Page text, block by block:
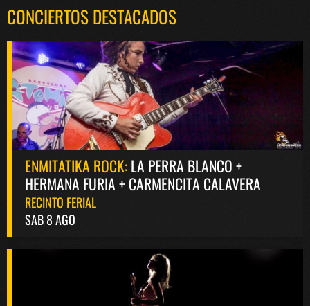
CONCIERTOS DESTACADOS
ENMITATIKA ROCK:LA PERRA BLANCO +
HERMANA FURIA + CARMENCITA CALAVERA
RECINTO FERIAL
SAB 8 AGO